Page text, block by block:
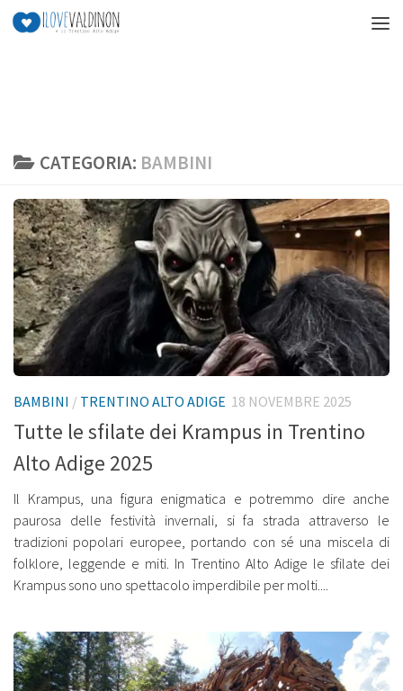
Salta al contenuto
CATEGORIA: BAMBINI
BAMBINI / TRENTINO ALTO ADIGE 18 NOVEMBRE 2025
Tutte le sfilate dei Krampus in Trentino
Alto Adige 2025
Il Krampus, una figura enigmatica e potremmo dire anche
paurosa delle festività invernali, si fa strada attraverso le
tradizioni popolari europee, portando con sé una miscela di
folklore, leggende e miti. In Trentino Alto Adige le sfilate dei
Krampus sono uno spettacolo imperdibile per molti....